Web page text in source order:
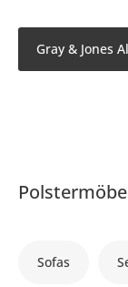
Gray & Jones
Sofas